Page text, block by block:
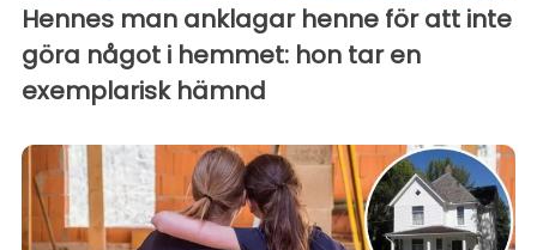
Hennes man anklagar henne för att inte
göra något i hemmet: hon tar en
exemplarisk hämnd